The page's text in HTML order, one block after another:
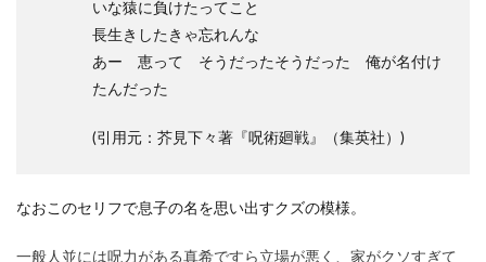
いな猿に負けたってこと
長生きしたきゃ忘れんな
あー 恵って そうだったそうだった 俺が名付け
たんだった
(引用元：芥見下々著『呪術廻戦』（集英社）)
なおこのセリフで息子の名を思い出すクズの模様。
一般人並には呪力がある真希ですら立場が悪く、家がクソすぎて